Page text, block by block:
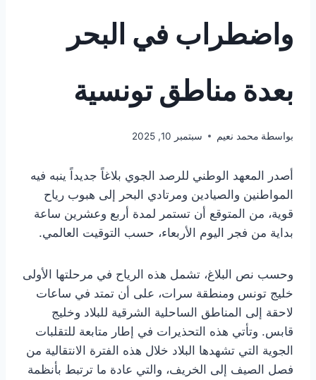
واضطراب في البحر
بعدة مناطق تونسية
بواسطة محمد نعيم سبتمبر 10, 2025
أصدر المعهد الوطني للرصد الجوي بلاغاً جديداً ينبه فيه
المواطنين والصيادين ومرتادي البحر إلى هبوب رياح
قوية، من المتوقع أن تستمر لمدة أربع وعشرين ساعة
بداية من فجر اليوم الأربعاء، حسب التوقيت العالمي.
وحسب نص البلاغ، تشمل هذه الرياح في مرحلتها الأولى
خليج تونس ومنطقة سرات، على أن تمتد في ساعات
لاحقة إلى المناطق الساحلية الشرقية للبلاد وخليج
قابس. وتأتي هذه التحذيرات في إطار متابعة للتقلبات
الجوية التي تشهدها البلاد خلال هذه الفترة الانتقالية من
فصل الصيف إلى الخريف، والتي عادة ما ترتبط بأنظمة